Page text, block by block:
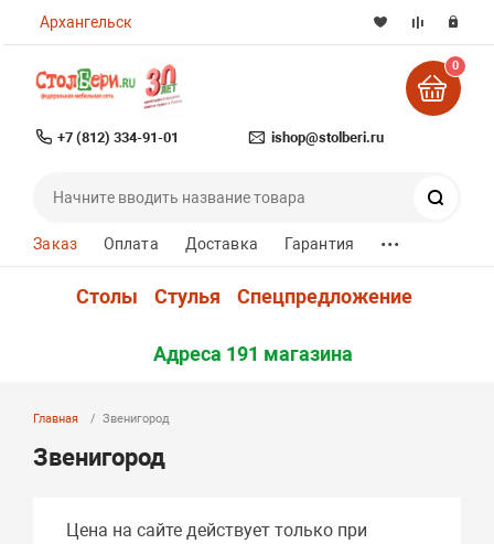
Архангельск
+7 (812) 334-91-01 ishop@stolberi.ru
0
Заказ Оплата Доставка Гарантия ...
Столы Стулья Спецпредложение
Адреса 191 магазина
Главная Звенигород
Звенигород
Цена на сайте действует только при